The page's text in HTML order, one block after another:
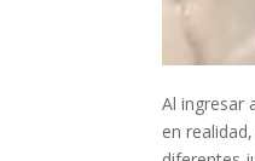
Al ingresar
en